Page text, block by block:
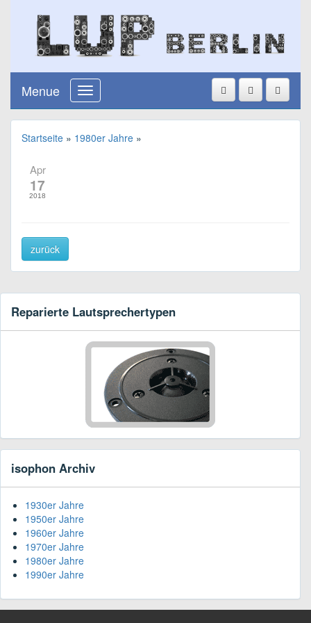
Menue
Startseite » 1980er Jahre »
Apr
17
2018
zurück
Reparierte Lautsprechertypen
isophon Archiv
1930er Jahre
1950er Jahre
1960er Jahre
1970er Jahre
1980er Jahre
1990er Jahre